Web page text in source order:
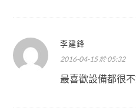
李建鋒
2016-04-15 於 05:32
最喜歡設備都很